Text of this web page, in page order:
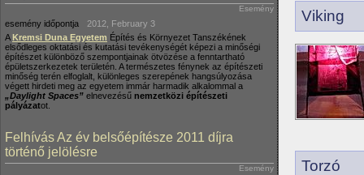
Esemény
esemény időpontja
2012, February 3
AKremsi Duna Egyetem Építés és Környezet Tanszékének
elsődleges oktatási és kutatási tevékenységét képezi a minőségi
építészet különböző szempontjainak ötvözése a fenntartható
épületszerkezetek területén. A természetes fénynek az építészeti
minőség terén elfoglalt, különleges szerepének hangsúlyozása
végett hirdeti meg az egyetem immár harmadik alkalommal a
„Daylight Spaces” elnevezésű nemzetközi építészeti
pályázatot.
Felhívás Az év belsőépítésze 2011 díjra
történő jelölésre
Esemény
Viking
Torzó